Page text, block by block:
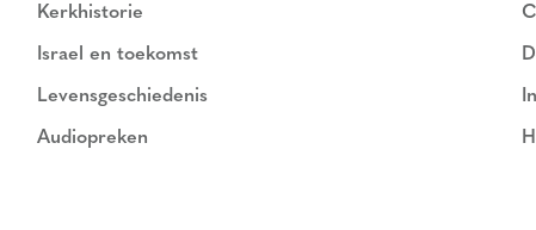
Kerkhistorie
Israel en toekomst
Levensgeschiedenis
Audiopreken